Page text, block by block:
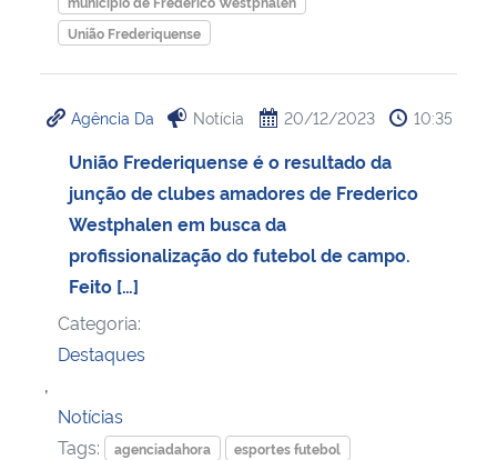
Ministério do Desenvolvimento Regional
Secretaria-Geral
Secretaria de Governo
Gabinete de Segurança Institucional
Banco Central do Brasil
União Frederiquense
Agência Da Notícia 20/12/2023 10:35
União Frederiquense é o resultado da
junção de clubes amadores de Frederico
Westphalen em busca da
profissionalização do futebol de campo.
Feito […]
Categoria:
Destaques
,
Notícias
Tags:
agenciadahora
esportes futebol